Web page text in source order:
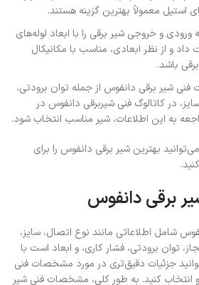
استیل معمولاً بهترین گزینه هستند.
ورودی و خروجی شیر برقی را با ابعاد لوله‌های
و از نظر ابعادی، مناسب با مکانیکال
باشد.
شیر برقی دانفوس از جمله توان برودتی،
در کاتالوگ فنی شیربرقی دانفوس در
به این اطلاعات، شیر مناسب انتخاب شود.
بهترین شیر برقی دانفوس را برای
برقی دانفوس
شامل اطلاعاتی مانند نوع اتصال، سایز،
توان برودتی، فشار کاری، و ابعاد است با
جزئیات دقیق‌تری در مورد مشخصات فنی
انتخاب کنید. به طور کلی، مشخصات فنی شیر